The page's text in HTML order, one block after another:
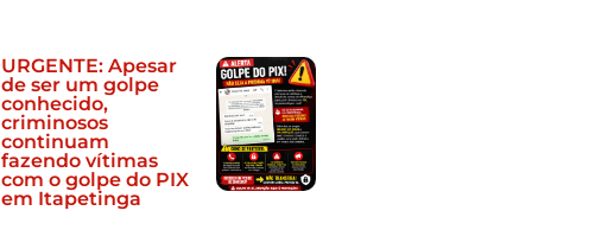
URGENTE: Apesar
de ser um golpe
conhecido,
criminosos
continuam
fazendo vítimas
com o golpe do PIX
em Itapetinga